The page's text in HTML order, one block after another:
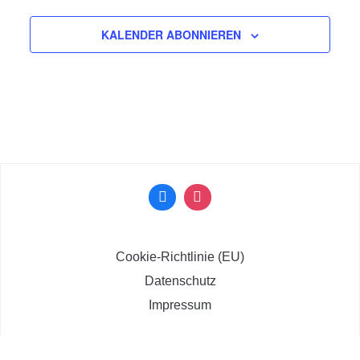
KALENDER ABONNIEREN
Cookie-Richtlinie (EU)
Datenschutz
Impressum